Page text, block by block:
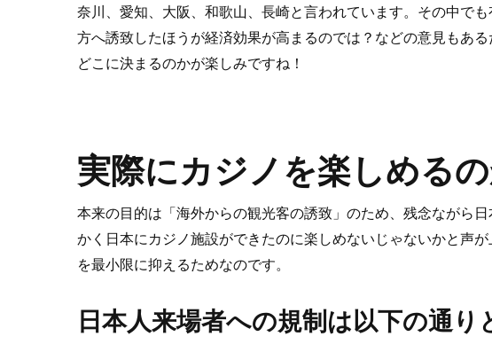
奈川、愛知、大阪、和歌山、長崎と言われています。その中で
方へ誘致したほうが経済効果が高まるのでは？などの意見もあ
どこに決まるのかが楽しみですね！
実際にカジノを楽しめるの
本来の目的は「海外からの観光客の誘致」のため、残念ながら
かく日本にカジノ施設ができたのに楽しめないじゃないかと声
を最小限に抑えるためなのです。
日本人来場者への規制は以下の通り